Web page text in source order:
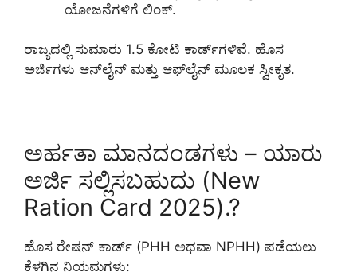
ಯೋಜನೆಗಳಿಗೆ ಲಿಂಕ್.
ರಾಜ್ಯದಲ್ಲಿ ಸುಮಾರು 1.5 ಕೋಟಿ ಕಾರ್ಡ್‌ಗಳಿವೆ. ಹೊಸ
ಅರ್ಜಿಗಳು ಆನ್‌ಲೈನ್ ಮತ್ತು ಆಫ್‌ಲೈನ್ ಮೂಲಕ ಸ್ವೀಕೃತ.
ಅರ್ಹತಾ ಮಾನದಂಡಗಳು – ಯಾರು
ಅರ್ಜಿ ಸಲ್ಲಿಸಬಹುದು (New
Ration Card 2025).?
ಹೊಸ ರೇಷನ್ ಕಾರ್ಡ್ (PHH ಅಥವಾ NPHH) ಪಡೆಯಲು
ಕೆಳಗಿನ ನಿಯಮಗಳು: